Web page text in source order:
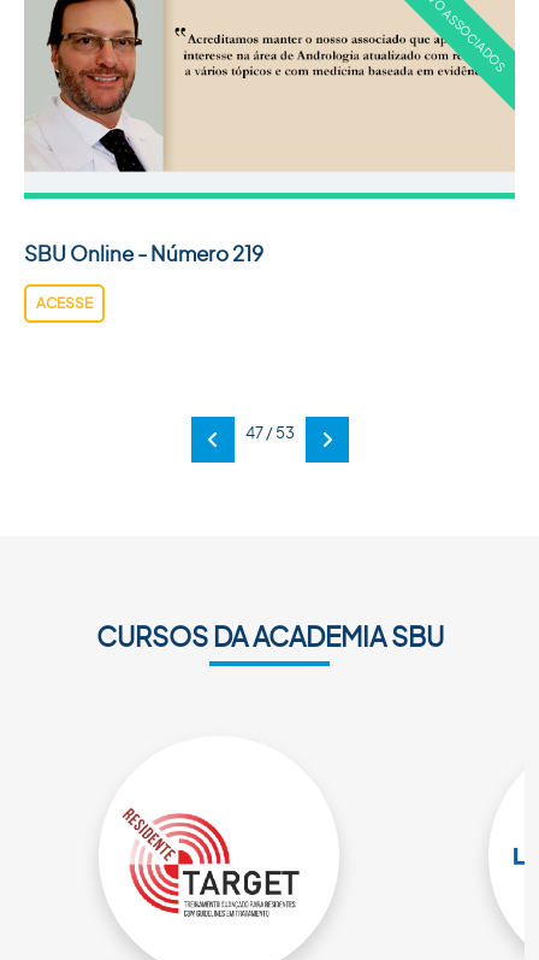
SBU Online - Número 219
ACESSE
Anterior
47 / 53
Próxima
CURSOS DA ACADEMIA SBU